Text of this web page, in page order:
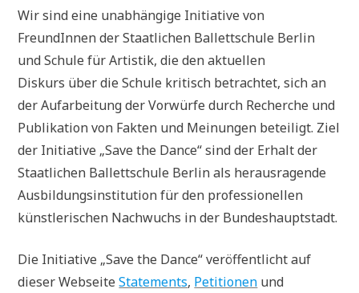
Wir sind eine unabhängige Initiative von
FreundInnen der Staatlichen Ballettschule Berlin
und Schule für Artistik, die den aktuellen
Diskurs über die Schule kritisch betrachtet, sich an
der Aufarbeitung der Vorwürfe durch Recherche und
Publikation von Fakten und Meinungen beteiligt. Ziel
der Initiative „Save the Dance“ sind der Erhalt der
Staatlichen Ballettschule Berlin als herausragende
Ausbildungsinstitution für den professionellen
künstlerischen Nachwuchs in der Bundeshauptstadt.
Die Initiative „Save the Dance“ veröffentlicht auf
dieser WebseiteStatements, Petitionen und